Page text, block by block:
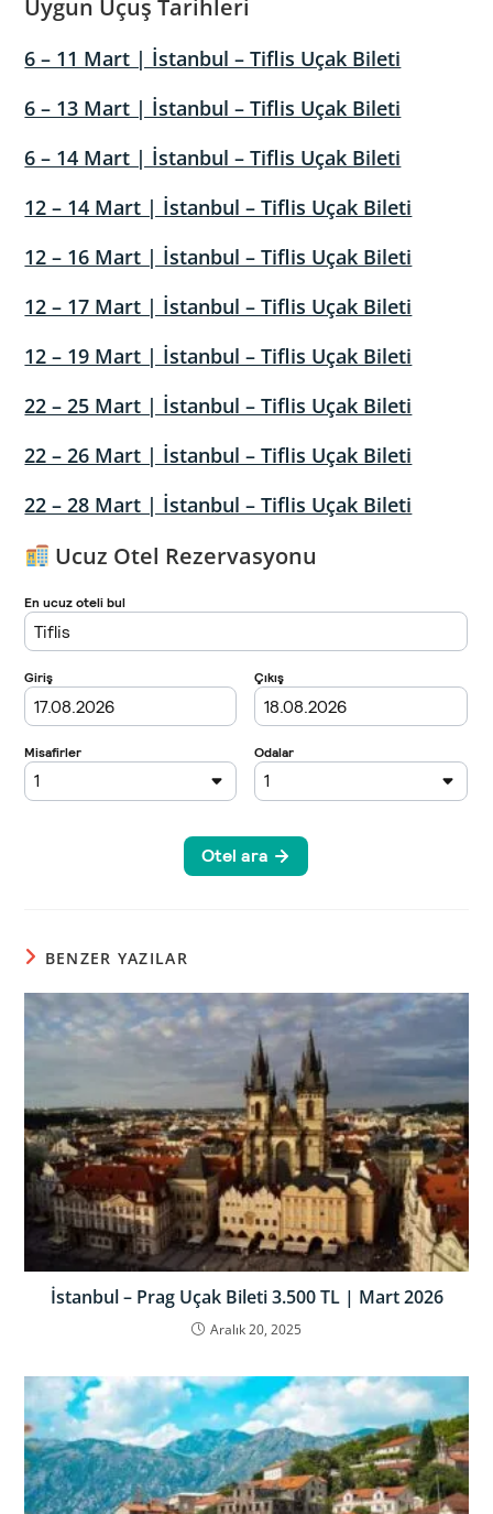
Uygun Uçuş Tarihleri
6 – 11 Mart | İstanbul – Tiflis Uçak Bileti
6 – 13 Mart | İstanbul – Tiflis Uçak Bileti
6 – 14 Mart | İstanbul – Tiflis Uçak Bileti
12 – 14 Mart | İstanbul – Tiflis Uçak Bileti
12 – 16 Mart | İstanbul – Tiflis Uçak Bileti
12 – 17 Mart | İstanbul – Tiflis Uçak Bileti
12 – 19 Mart | İstanbul – Tiflis Uçak Bileti
22 – 25 Mart | İstanbul – Tiflis Uçak Bileti
22 – 26 Mart | İstanbul – Tiflis Uçak Bileti
22 – 28 Mart | İstanbul – Tiflis Uçak Bileti
Ucuz Otel Rezervasyonu
BENZER YAZILAR
İstanbul – Prag Uçak Bileti 3.500 TL | Mart 2026
Aralık 20, 2025